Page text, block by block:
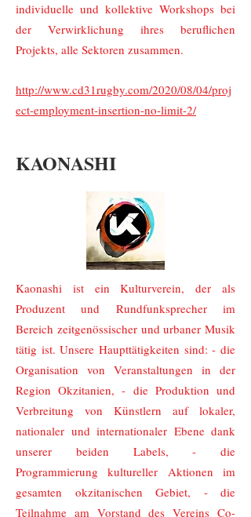
individuelle und kollektive Workshops bei
der Verwirklichung ihres beruflichen
Projekts, alle Sektoren zusammen.
http://www.cd31rugby.com/2020/08/04/proj
ect-employment-insertion-no-limit-2/
KAONASHI
Kaonashi ist ein Kulturverein, der als
Produzent und Rundfunksprecher im
Bereich zeitgenössischer und urbaner Musik
tätig ist. Unsere Haupttätigkeiten sind: - die
Organisation von Veranstaltungen in der
Region Okzitanien, - die Produktion und
Verbreitung von Künstlern auf lokaler,
nationaler und internationaler Ebene dank
unserer beiden Labels, - die
Programmierung kultureller Aktionen im
gesamten okzitanischen Gebiet, - die
Teilnahme am Vorstand des Vereins Co-